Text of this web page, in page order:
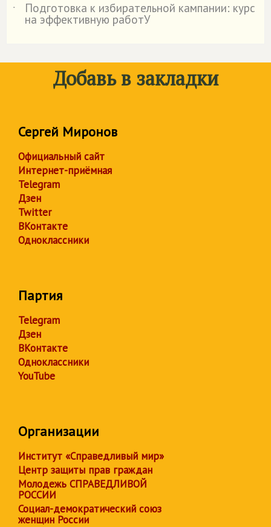
˙
Подготовка к избирательной кампании: курс
на эффективную работУ
Добавь в закладки
Сергей Миронов
Официальный сайт
Интернет-приёмная
Telegram
Дзен
Twitter
ВКонтакте
Одноклассники
Партия
Telegram
Дзен
ВКонтакте
Одноклассники
YouTube
Организации
Институт «Справедливый мир»
Центр защиты прав граждан
Молодежь СПРАВЕДЛИВОЙ
РОССИИ
Социал-демократический союз
женщин России